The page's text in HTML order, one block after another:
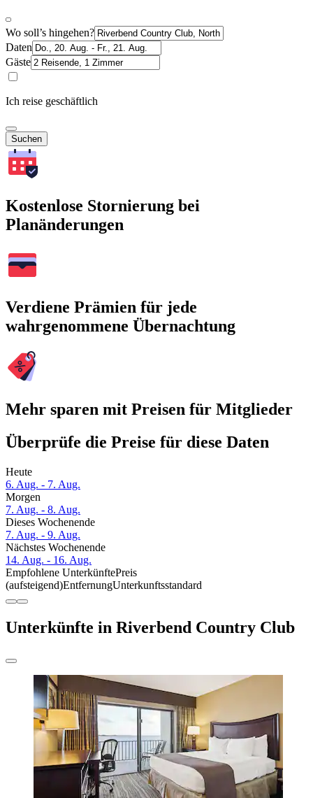
Wo soll’s hingehen?
Daten
Gäste
Ich reise geschäftlich
Suchen
Kostenlose Stornierung bei
Planänderungen
Verdiene Prämien für jede
wahrgenommene Übernachtung
Mehr sparen mit Preisen für Mitglieder
Überprüfe die Preise für diese Daten
Heute
6. Aug. - 7. Aug.
Morgen
7. Aug. - 8. Aug.
Dieses Wochenende
7. Aug. - 9. Aug.
Nächstes Wochenende
14. Aug. - 16. Aug.
Empfohlene UnterkünftePreis
(aufsteigend)EntfernungUnterkunftsstandard
Unterkünfte in Riverbend Country Club